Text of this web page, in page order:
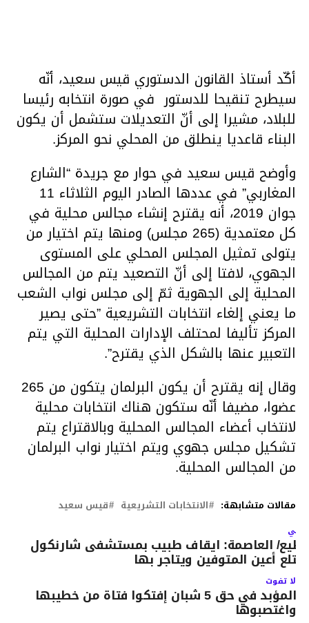
أكّد أستاذ القانون الدستوري قيس سعيد، أنّه
سيطرح تنقيحا للدستور في صورة انتخابه رئيسا
للبلاد، مشيرا إلى أنّ التعديلات ستشمل أن يكون
البناء قاعديا ينطلق من المحلي نحو المركز.
وأوضح قيس سعيد في حوار مع جريدة “الشارع
المغاربي” في عددها الصادر اليوم الثلاثاء 11
جوان 2019، أنه يقترح إنشاء مجالس محلية في
كل معتمدية (265 مجلس) ومنها يتم اختيار من
يتولى تمثيل المجلس المحلي على المستوى
الجهوي، لافتا إلى أنّ التصعيد يتم من المجالس
المحلية إلى الجهوية ثمّ إلى مجلس نواب الشعب
ما يعني إلغاء انتخابات التشريعية ”حتى يصير
المركز تأليفا لمحتلف الإدارات المحلية التي يتم
التعبير عنها بالشكل الذي يقترح”.
وقال إنه يقترح أن يكون البرلمان يتكون من 265
عضوا، مضيفا أنّه ستكون هناك انتخابات محلية
لانتخاب أعضاء المجالس المحلية وبالاقتراع يتم
تشكيل مجلس جهوي ويتم اختيار نواب البرلمان
من المجالس المحلية.
مقالات متشابهة: الانتخابات التشريعية قيس سعيد
العاصمة: ايقاف طبيب بمستشفى شارنكول
أعين المتوفين ويتاجر بها
لا تفوت
المؤبد في حق 5 شبان إفتكوا فتاة من خطيبها
واغتصبوها